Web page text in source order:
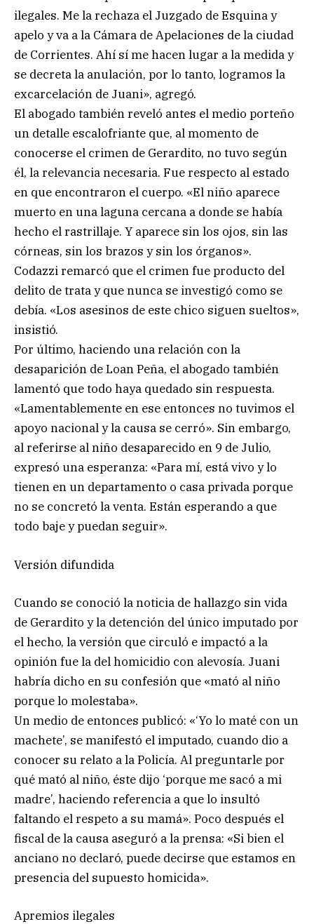
ilegales. Me la rechaza el Juzgado de Esquina y
apelo y va a la Cámara de Apelaciones de la ciudad
de Corrientes. Ahí sí me hacen lugar a la medida y
se decreta la anulación, por lo tanto, logramos la
excarcelación de Juani», agregó.
El abogado también reveló antes el medio porteño
un detalle escalofriante que, al momento de
conocerse el crimen de Gerardito, no tuvo según
él, la relevancia necesaria. Fue respecto al estado
en que encontraron el cuerpo. «El niño aparece
muerto en una laguna cercana a donde se había
hecho el rastrillaje. Y aparece sin los ojos, sin las
córneas, sin los brazos y sin los órganos».
Codazzi remarcó que el crimen fue producto del
delito de trata y que nunca se investigó como se
debía. «Los asesinos de este chico siguen sueltos»,
insistió.
Por último, haciendo una relación con la
desaparición de Loan Peña, el abogado también
lamentó que todo haya quedado sin respuesta.
«Lamentablemente en ese entonces no tuvimos el
apoyo nacional y la causa se cerró». Sin embargo,
al referirse al niño desaparecido en 9 de Julio,
expresó una esperanza: «Para mí, está vivo y lo
tienen en un departamento o casa privada porque
no se concretó la venta. Están esperando a que
todo baje y puedan seguir».
Versión difundida
Cuando se conoció la noticia de hallazgo sin vida
de Gerardito y la detención del único imputado por
el hecho, la versión que circuló e impactó a la
opinión fue la del homicidio con alevosía. Juani
habría dicho en su confesión que «mató al niño
porque lo molestaba».
Un medio de entonces publicó: «‘Yo lo maté con un
machete’, se manifestó el imputado, cuando dio a
conocer su relato a la Policía. Al preguntarle por
qué mató al niño, éste dijo ‘porque me sacó a mi
madre’, haciendo referencia a que lo insultó
faltando el respeto a su mamá». Poco después el
fiscal de la causa aseguró a la prensa: «Si bien el
anciano no declaró, puede decirse que estamos en
presencia del supuesto homicida».
Apremios ilegales